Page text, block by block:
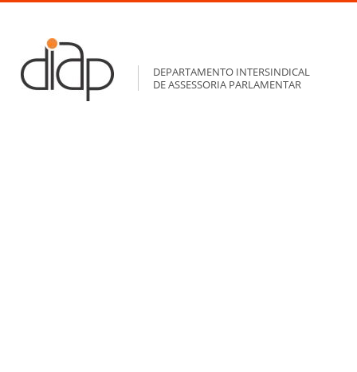
DEPARTAMENTO INTERSINDICAL
DE ASSESSORIA PARLAMENTAR